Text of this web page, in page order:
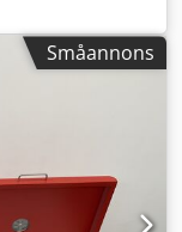
Småannons